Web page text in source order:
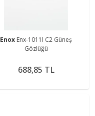
Enox Enx-1011l C2 Güneş
Gözlüğü
688,85 TL